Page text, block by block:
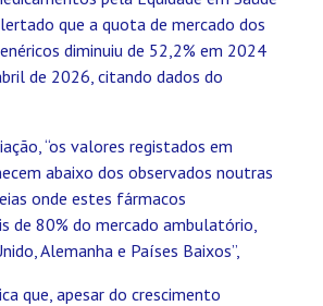
que a quota de mercado dos
diminuiu de 52,2% em 2024
de 2026, citando dados do
“os valores registados em
abaixo dos observados noutras
onde estes fármacos
de 80% do mercado ambulatório,
Alemanha e Países Baixos”,
que, apesar do crescimento